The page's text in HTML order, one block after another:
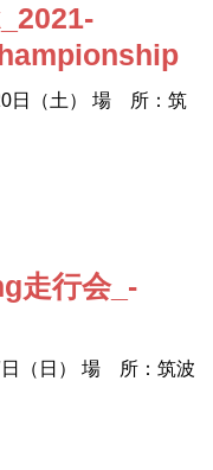
日（土） 場 所：筑
走行会_-
日（日） 場 所：筑波